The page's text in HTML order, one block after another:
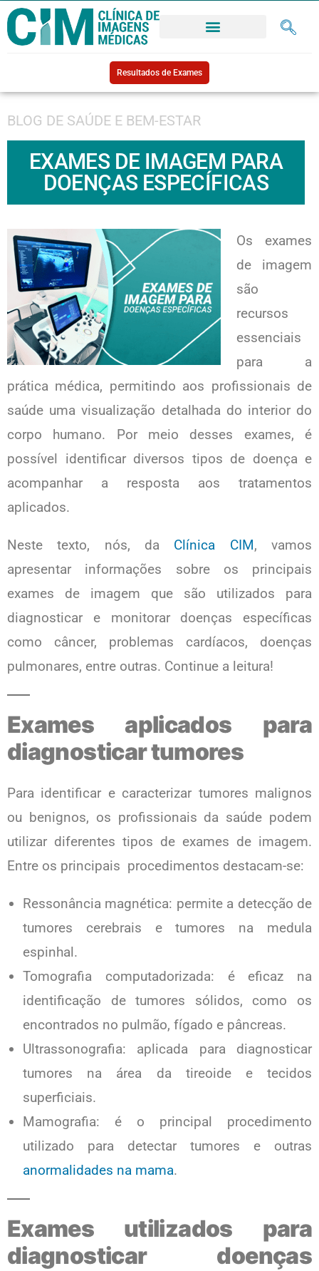
Resultados de Exames
BLOG DE SAÚDE E BEM-ESTAR
EXAMES DE IMAGEM PARA
DOENÇAS ESPECÍFICAS
Os exames
de imagem
são
recursos
essenciais
para a
prática médica, permitindo aos profissionais de
saúde uma visualização detalhada do interior do
corpo humano. Por meio desses exames, é
possível identificar diversos tipos de doença e
acompanhar a resposta aos tratamentos
aplicados.
Neste texto, nós, da Clínica CIM, vamos
apresentar informações sobre os principais
exames de imagem que são utilizados para
diagnosticar e monitorar doenças específicas
como câncer, problemas cardíacos, doenças
pulmonares, entre outras. Continue a leitura!
Exames aplicados para
diagnosticar tumores
Para identificar e caracterizar tumores malignos
ou benignos, os profissionais da saúde podem
utilizar diferentes tipos de exames de imagem.
Entre os principais procedimentos destacam-se:
Ressonância magnética: permite a detecção de
tumores cerebrais e tumores na medula
espinhal.
Tomografia computadorizada: é eficaz na
identificação de tumores sólidos, como os
encontrados no pulmão, fígado e pâncreas.
Ultrassonografia: aplicada para diagnosticar
tumores na área da tireoide e tecidos
superficiais.
Mamografia: é o principal procedimento
utilizado para detectar tumores e outras
anormalidades na mama.
Exames utilizados para
diagnosticar doenças